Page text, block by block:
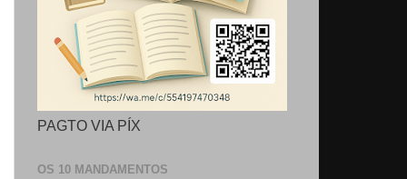
PAGTO VIA PÍX
OS 10 MANDAMENTOS